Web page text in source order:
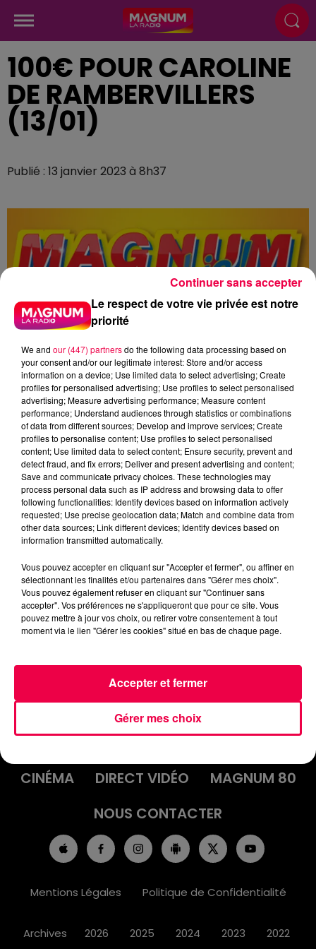
100€ POUR CAROLINE
DE RAMBERVILLERS
(13/01)
Publié : 13 janvier 2023 à 8h37
Flash infos
Crédit :Flash infos
podcasts/2023/01/20230113-CC.mp3
ACCUEIL INFOS
EMISSIONS
CINÉMA
DIRECT VIDÉO
MAGNUM 80
NOUS CONTACTER
Mentions Légales Politique de Confidentialité
Archives 2026 2025 2024 2023 2022
Le respect de votre vie privée est notre
priorité
We and our (447) partnersdo the following data processing based on
your consent and/or our legitimate interest: Store and/or access
information on a device; Use limited data to select advertising; Create
profiles for personalised advertising; Use profiles to select personalised
advertising; Measure advertising performance; Measure content
performance; Understand audiences through statistics or combinations
of data from different sources; Develop and improve services; Create
profiles to personalise content; Use profiles to select personalised
content; Use limited data to select content; Ensure security, prevent and
detect fraud, and fix errors; Deliver and present advertising and content;
Save and communicate privacy choices. These technologies may
process personal data such as IP address and browsing data to offer
following functionalities: Identify devices based on information actively
requested; Use precise geolocation data; Match and combine data from
other data sources; Link different devices; Identify devices based on
information transmitted automatically.
Vous pouvez accepter en cliquant sur "Accepter et fermer", ou affiner en
sélectionnant les finalités et/ou partenaires dans "Gérer mes choix".
Vous pouvez également refuser en cliquant sur "Continuer sans
accepter". Vos préférences ne s'appliqueront que pour ce site. Vous
pouvez mettre à jour vos choix, ou retirer votre consentement à tout
moment via le lien "Gérer les cookies" situé en bas de chaque page.
Gérer mes choix
Accepter et fermer
Continuer sans accepter